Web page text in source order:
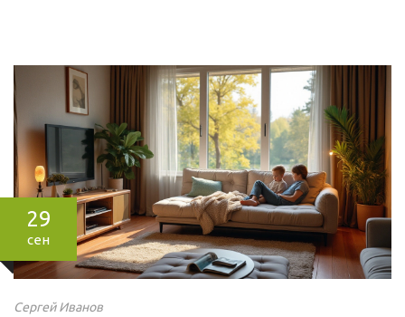
29
сен
Сергей Иванов